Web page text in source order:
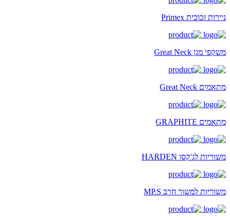
ניירות זכוכית Primex
משקפי מגן Great Neck
מתאמים Great Neck
מתאמים GRAPHITE
משוריות לג'קסו HARDEN
משוריות למשור חרב MP.S